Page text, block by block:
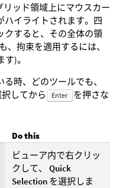
リッド領域上にマウスカー
ハイライトされます。四
クすると、その全体の領
、拘束を適用するには、
)。
時、どのツールでも、
してから
Enter
を押さな
Do this
ビューア内で右クリッ
クして、 Quick
Selection を選択しま